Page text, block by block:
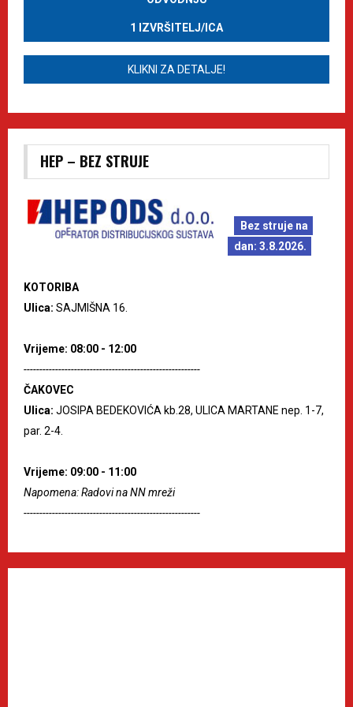
1 IZVRŠITELJ/ICA
KLIKNI ZA DETALJE!
HEP – BEZ STRUJE
Bez struje na
dan: 3.8.2026.
KOTORIBA
Ulica: SAJMIŠNA 16.
Vrijeme: 08:00 - 12:00
--------------------------------------------------------
ČAKOVEC
Ulica: JOSIPA BEDEKOVIĆA kb.28, ULICA MARTANE nep. 1-7,
par. 2-4.
Vrijeme: 09:00 - 11:00
Napomena: Radovi na NN mreži
--------------------------------------------------------